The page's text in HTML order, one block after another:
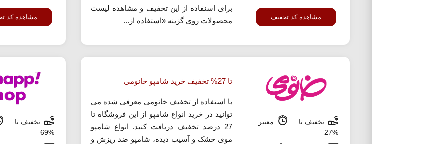
مشاهده کد تخفیف
برای اسنفاده از این تخفیف و مشاهده لیست
محصولات روی گزینه «استفاده از...
مشاهده کد
تخفیف تا
%27
معتبر
تا 27% تخفیف خرید شامپو خانومی
با استفاده از تخفیف خانومی معرفی شده می
توانید در خرید انواع شامپو از این فروشگاه تا
27 درصد تخفیف دریافت کنید. انواع شامپو
موی خشک و آسیب دیده، شامپو ضد ریزش و
تخفیف تا
%69